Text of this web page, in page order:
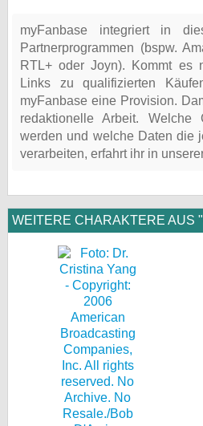
myFanbase integriert in
Partnerprogrammen (bspw.
RTL+ oder Joyn). Kommt es
Links zu qualifizierten
myFanbase eine Provision.
redaktionelle Arbeit. Welche
werden und welche Daten die
verarbeiten, erfahrt ihr in
WEITERE CHARAKTERE AUS